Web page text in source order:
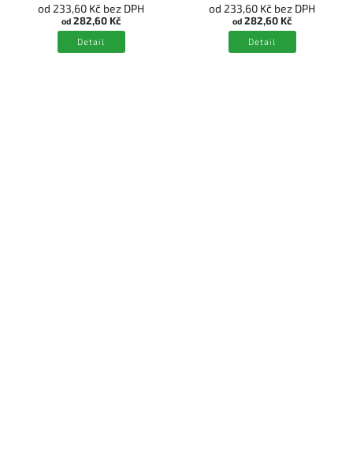
od 233,60 Kč bez DPH
od282,60 Kč
Detail
od 233,60 Kč bez DPH
od282,60 Kč
Detail